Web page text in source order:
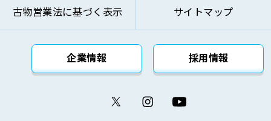
上記の利用目的を変更する場合には、変更後の利用
目的が変更前の利用目的と相当の関連性を有すると
合理的に認められる範囲においてのみ変更を行い、
その内容をご本人に対し、原則として書面等（電磁
的記録を含みます。）により通知し、または弊社の
ウェブサイト等により公表します。
古物営業法に基づく表示 サイトマップ
企業情報 採用情報